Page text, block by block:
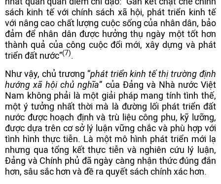
sách kinh tế với chính sách xã hội, phát triển kinh tế
với nâng cao chất lượng cuộc sống của nhân dân, bảo
đảm để nhân dân được hưởng thụ ngày một tốt hơn
thành quả của công cuộc đổi mới, xây dựng và phát
triển đất nước”(7).
Như vậy, chủ trương “phát triển kinh tế thị trường định
hướng xã hội chủ nghĩa” của Đảng và Nhà nước Việt
Nam không phải là một giải pháp mang tính tình thế,
một ý tưởng nhất thời mà là đường lối phát triển đất
nước được hoạch định và trù liệu công phu, kỹ lưỡng,
được dựa trên cơ sở lý luận vững chắc và phù hợp với
tình hình thực tiễn. Là một mô hình phát triển mới lạ
nhưng qua tổng kết thực tiễn và nghiên cứu lý luận,
Đảng và Chính phủ đã ngày càng nhận thức đúng đắn
hơn, sâu sắc hơn và đề ra quyết sách chính xác hơn.